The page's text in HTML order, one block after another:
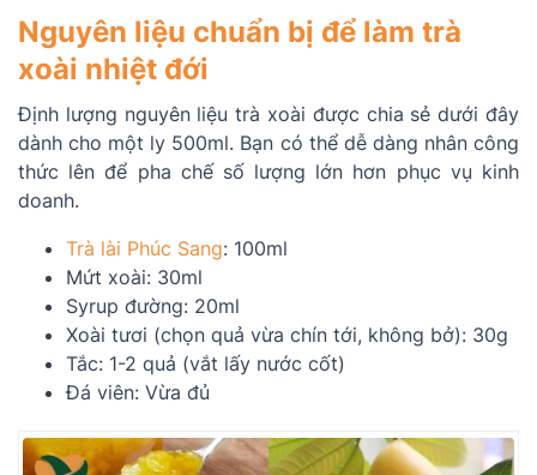
Nguyên liệu chuẩn bị để làm trà
xoài nhiệt đới
Định lượng nguyên liệu trà xoài được chia sẻ dưới đây
dành cho một ly 500ml. Bạn có thể dễ dàng nhân công
thức lên để pha chế số lượng lớn hơn phục vụ kinh
doanh.
Trà lài Phúc Sang: 100ml
Mứt xoài: 30ml
Syrup đường: 20ml
Xoài tươi (chọn quả vừa chín tới, không bở): 30g
Tắc: 1-2 quả (vắt lấy nước cốt)
Đá viên: Vừa đủ